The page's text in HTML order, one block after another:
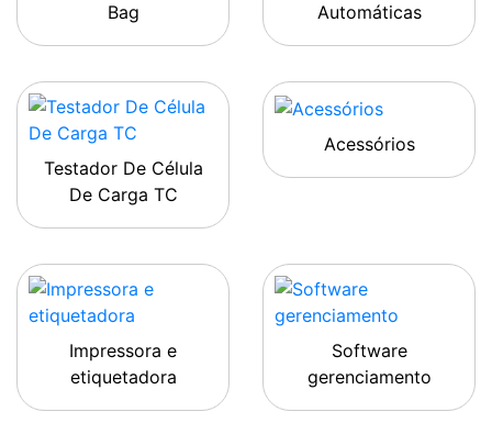
Bag
Automáticas
Testador De Célula
De Carga TC
Acessórios
Impressora e
etiquetadora
Software
gerenciamento